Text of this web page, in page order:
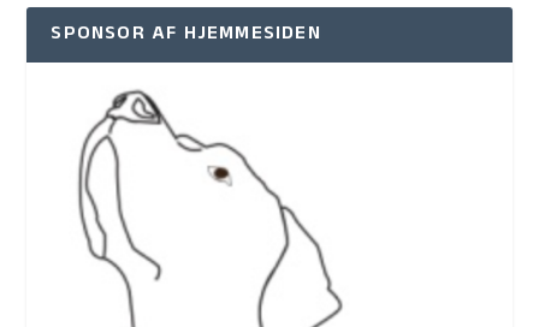
SPONSOR AF HJEMMESIDEN